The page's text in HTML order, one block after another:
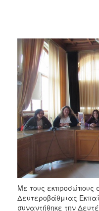
2015
2013
2012
2011
2010
2006
ΤΟΠΟΣ
ΠΟΛΙΤΙΣΜΟΣ
Με τους εκπροσώπους
Δευτεροβάθμιας
συναντήθηκε την